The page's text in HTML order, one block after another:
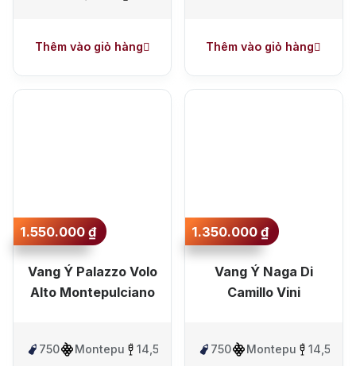
Thêm vào giỏ hàng Thêm vào giỏ hàng
1.550.000₫
Vang Ý Palazzo Volo
Alto Montepulciano
750ml Montepulciano
14,5%
1.350.000₫
Vang Ý Naga Di
Camillo Vini
750ml Montepulciano
14,5%